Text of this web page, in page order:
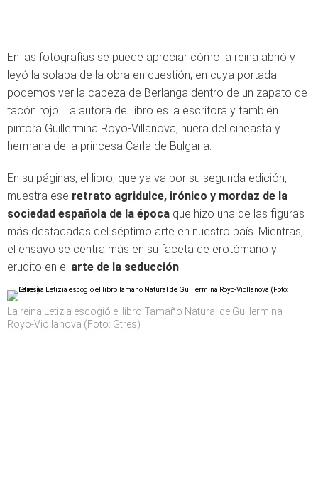
En las fotografías se puede apreciar cómo la reina abrió y
leyó la solapa de la obra en cuestión, en cuya portada
podemos ver la cabeza de Berlanga dentro de un zapato de
tacón rojo. La autora del libro es la escritora y también
pintora Guillermina Royo-Villanova, nuera del cineasta y
hermana de la princesa Carla de Bulgaria.
En su páginas, el libro, que ya va por su segunda edición,
muestra ese retrato agridulce, irónico y mordaz de la
sociedad española de la época que hizo una de las figuras
más destacadas del séptimo arte en nuestro país. Mientras,
el ensayo se centra más en su faceta de erotómano y
erudito en el arte de la seducción.
La reina Letizia escogió el libro Tamaño Natural de Guillermina
Royo-Viollanova (Foto: Gtres)